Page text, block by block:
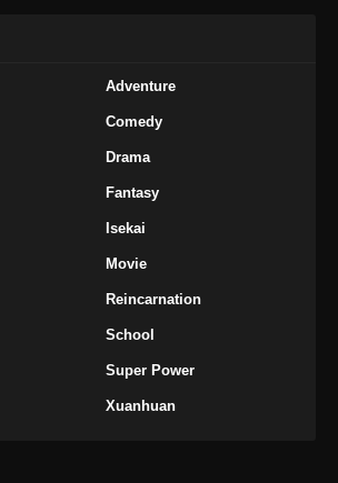
Adventure
Comedy
Drama
Fantasy
Isekai
Movie
Reincarnation
School
Super Power
Xuanhuan